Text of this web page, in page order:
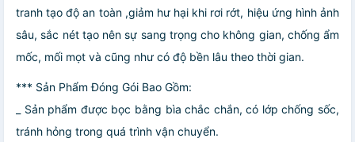
tranh tạo độ an toàn ,giảm hư hại khi rơi rớt, hiệu ứng hình ảnh
sâu, sắc nét tạo nên sự sang trọng cho không gian, chống ẩm
mốc, mối mọt và cũng như có độ bền lâu theo thời gian.
*** Sản Phẩm Đóng Gói Bao Gồm:
_ Sản phẩm được bọc bằng bìa chắc chắn, có lớp chống sốc,
tránh hỏng trong quá trình vận chuyển.